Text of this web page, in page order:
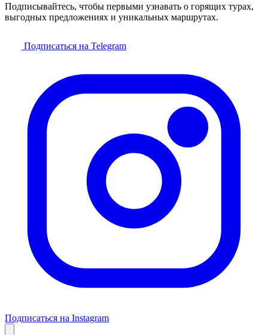
Подписывайтесь, чтобы первыми узнавать о горящих турах,
выгодных предложениях и уникальных маршрутах.
Подписаться на Telegram
Подписаться на Instagram